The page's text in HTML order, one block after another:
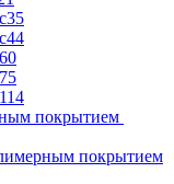
покрытием
покрытием